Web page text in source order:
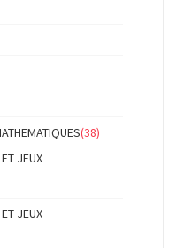
(38)
JEUX
JEUX